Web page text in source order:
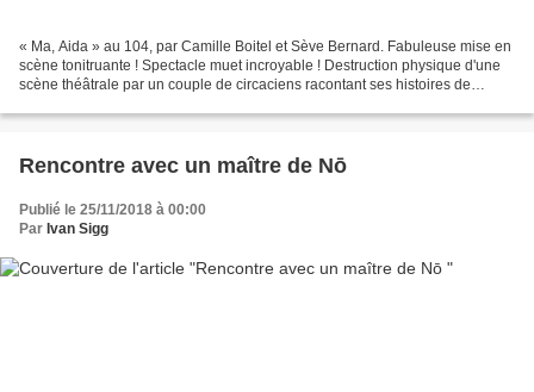
« Ma, Aida » au 104, par Camille Boitel et Sève Bernard. Fabuleuse mise en
scène tonitruante ! Spectacle muet incroyable ! Destruction physique d'une
scène théâtrale par un couple de circaciens racontant ses histoires de
Rencontre avec un maître de Nō
Publié le 25/11/2018 à 00:00
Par Ivan Sigg